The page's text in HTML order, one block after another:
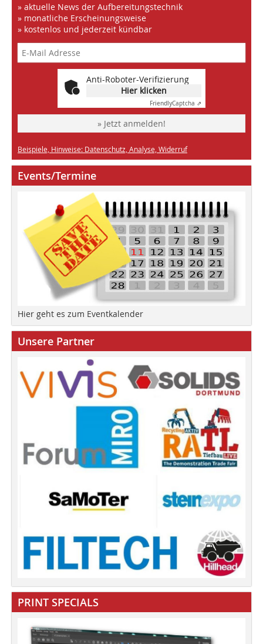
» aktuelle News der Aufbereitungstechnik
» monatliche Erscheinungsweise
» kostenlos und jederzeit kündbar
Anti-Roboter-Verifizierung
Hier klicken
FriendlyCaptcha ⇗
» Jetzt anmelden!
Beispiele, Hinweise: Datenschutz, Analyse, Widerruf
Events/Termine
Hier geht es zum Eventkalender
Unsere Partner
PRINT SPECIALS